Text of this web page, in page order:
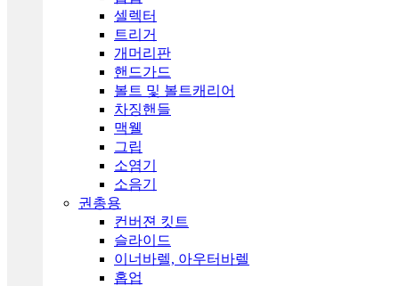
셀렉터
트리거
개머리판
핸드가드
볼트 및 볼트캐리어
차징핸들
맥웰
그립
소염기
소음기
권총용
컨버젼 킷트
슬라이드
이너바렐, 아우터바렐
홉업